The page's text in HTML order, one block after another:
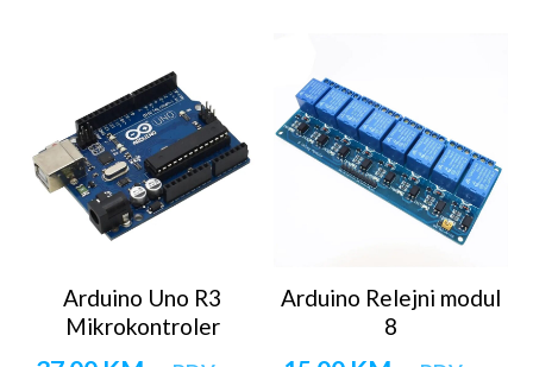
Arduino Uno R3
Mikrokontroler
Arduino Relejni modul
8